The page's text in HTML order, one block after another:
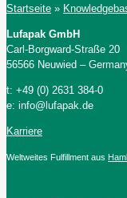
Startseite »
Lufapak GmbH
Carl-Borgward-Straße 20
56566 Neuwied –
t: +49 (0) 2631 384-0
e: info@lufapak.de
Karriere
Weltweites Fulfillment aus